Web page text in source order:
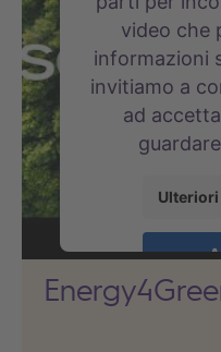
video che
informazioni
invitiamo a
ad
powered by